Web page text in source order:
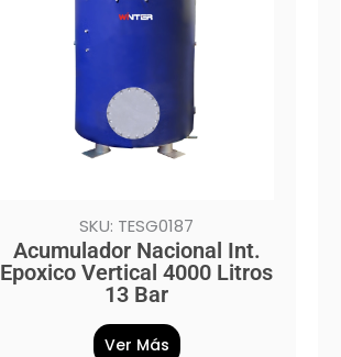
SKU: TESG0187
Acumulador Nacional Int.
Epoxico Vertical 4000 Litros
13 Bar
Ver Más